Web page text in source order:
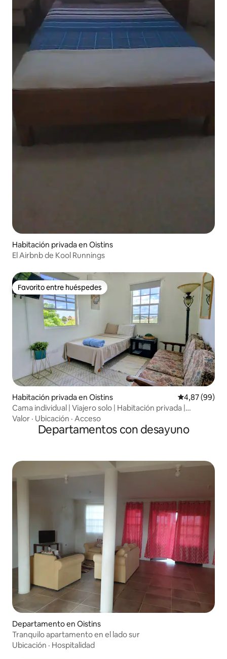
Habitación privada en Oistins
El Airbnb de Kool Runnings
Favorito entre huéspedes
Favorito entre huéspedes
Habitación privada en Oistins Calificación
4,87 (99)
Cama individual | Viajero solo | Habitación privada |
Tranquilo
Valor · Ubicación · Acceso
Departamentos con desayuno
Departamento en Oistins
Tranquilo apartamento en el lado sur
Ubicación · Hospitalidad